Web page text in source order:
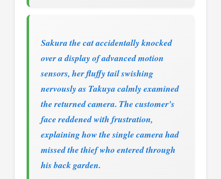
Sakura the cat accidentally knocked
over a display of advanced motion
sensors, her fluffy tail swishing
nervously as Takuya calmly examined
the returned camera. The customer's
face reddened with frustration,
explaining how the single camera had
missed the thief who entered through
his back garden.